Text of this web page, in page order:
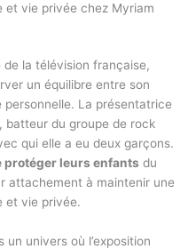
et vie privée chez Myriam
la télévision française,
un équilibre entre son
La présentatrice
batteur du groupe de rock
qui elle a eu deux garçons.
protéger leurs enfants du
attachement à maintenir une
et vie privée.
univers où l’exposition